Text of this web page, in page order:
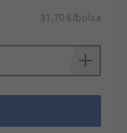
31,70 €/bolsa